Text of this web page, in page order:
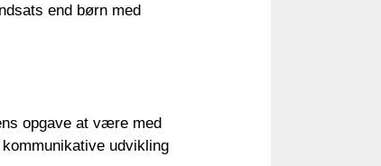
end børn med
opgave at være med
udvikling